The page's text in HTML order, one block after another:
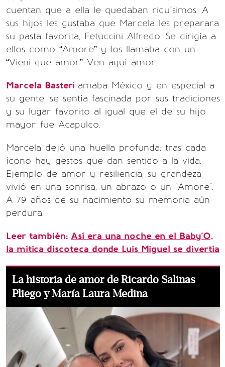
cuentan que a ella le quedaban riquísimos. A
sus hijos les gustaba que Marcela les preparara
su pasta favorita, Fetuccini Alfredo. Se dirigía a
ellos como “Amore” y los llamaba con un
“Vieni que amor” Ven aquí amor.
Marcela Basteri amaba México y en especial a
su gente, se sentía fascinada por sus tradiciones
y su lugar favorito al igual que el de su hijo
mayor fue Acapulco.
Marcela dejó una huella profunda: tras cada
ícono hay gestos que dan sentido a la vida.
Ejemplo de amor y resiliencia, su grandeza
vivió en una sonrisa, un abrazo o un "Amore".
A 79 años de su nacimiento su memoria aún
perdura.
Leer también: Así era una noche en el Baby’O,
la mítica discoteca donde Luis Miguel se divertía
La historia de amor de Ricardo Salinas
Pliego y María Laura Medina